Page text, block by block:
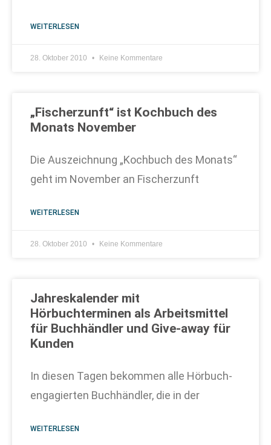
WEITERLESEN
28. Oktober 2010 Keine Kommentare
„Fischerzunft“ ist Kochbuch des
Monats November
Die Auszeichnung „Kochbuch des Monats“
geht im November an Fischerzunft
WEITERLESEN
28. Oktober 2010 Keine Kommentare
Jahreskalender mit
Hörbuchterminen als Arbeitsmittel
für Buchhändler und Give-away für
Kunden
In diesen Tagen bekommen alle Hörbuch-
engagierten Buchhändler, die in der
WEITERLESEN